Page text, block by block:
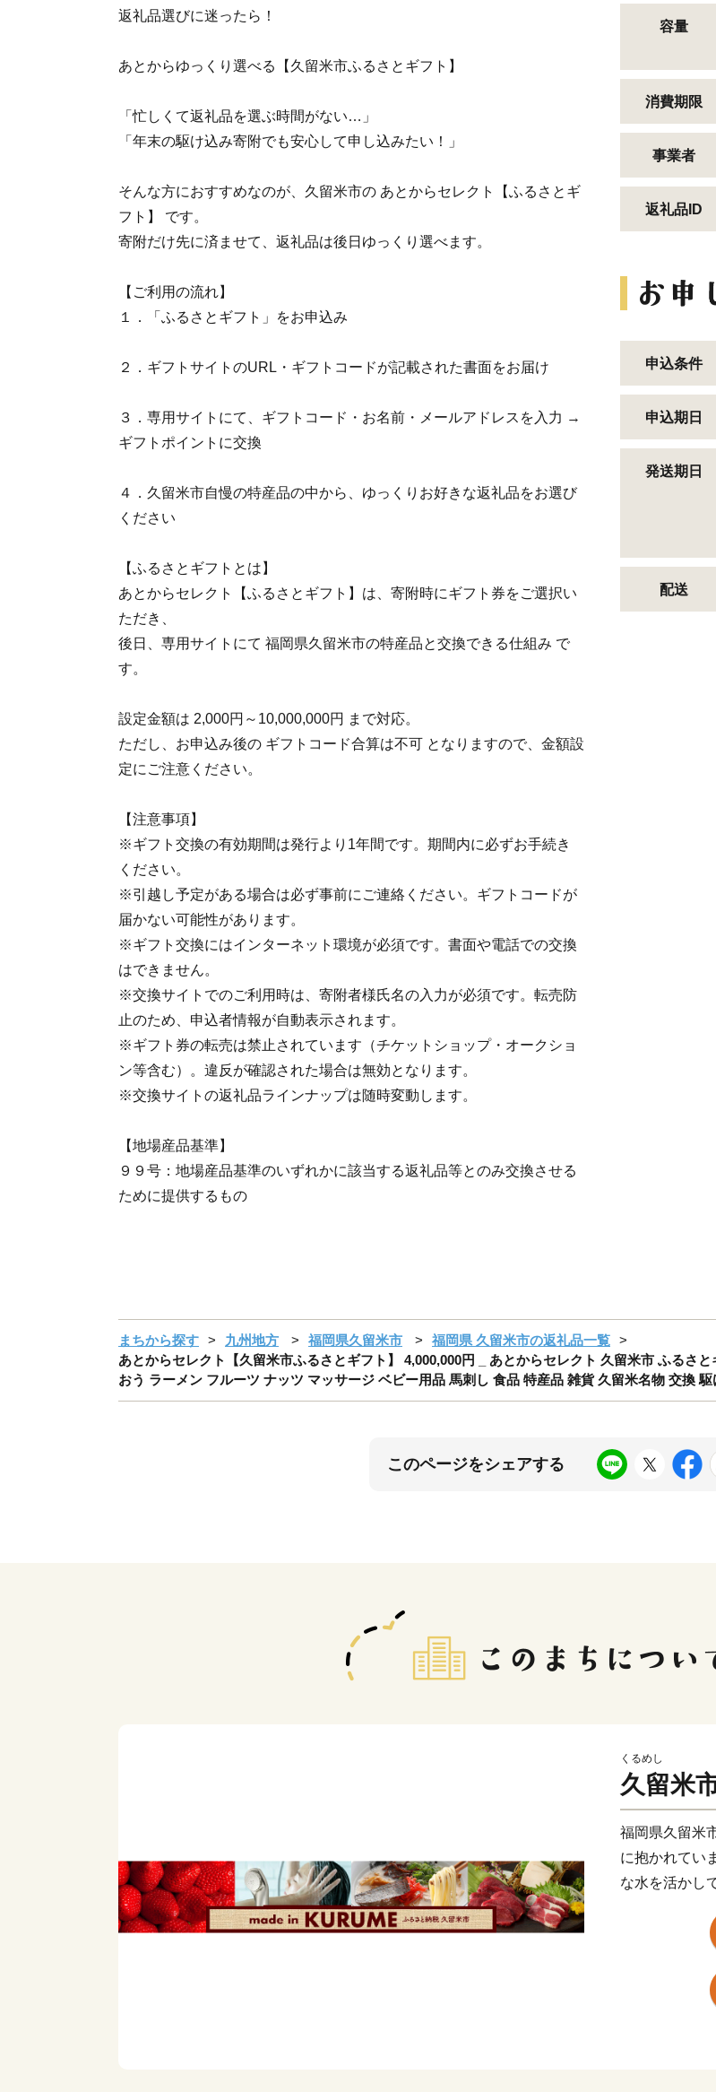
返礼品選びに迷ったら！
あとからゆっくり選べる【久留米市ふるさとギフト】
「忙しくて返礼品を選ぶ時間がない…」
「年末の駆け込み寄附でも安心して申し込みたい！」
そんな方におすすめなのが、久留米市の あとからセレクト【ふるさとギ
フト】 です。
寄附だけ先に済ませて、返礼品は後日ゆっくり選べます。
【ご利用の流れ】
１．「ふるさとギフト」をお申込み
２．ギフトサイトのURL・ギフトコードが記載された書面をお届け
３．専用サイトにて、ギフトコード・お名前・メールアドレスを入力 →
ギフトポイントに交換
４．久留米市自慢の特産品の中から、ゆっくりお好きな返礼品をお選び
ください
【ふるさとギフトとは】
あとからセレクト【ふるさとギフト】は、寄附時にギフト券をご選択い
ただき、
後日、専用サイトにて 福岡県久留米市の特産品と交換できる仕組み で
す。
設定金額は 2,000円～10,000,000円 まで対応。
ただし、お申込み後の ギフトコード合算は不可 となりますので、金額設
定にご注意ください。
【注意事項】
※ギフト交換の有効期間は発行より1年間です。期間内に必ずお手続き
ください。
※引越し予定がある場合は必ず事前にご連絡ください。ギフトコードが
届かない可能性があります。
※ギフト交換にはインターネット環境が必須です。書面や電話での交換
はできません。
※交換サイトでのご利用時は、寄附者様氏名の入力が必須です。転売防
止のため、申込者情報が自動表示されます。
※ギフト券の転売は禁止されています（チケットショップ・オークショ
ン等含む）。違反が確認された場合は無効となります。
※交換サイトの返礼品ラインナップは随時変動します。
【地場産品基準】
９９号：地場産品基準のいずれかに該当する返礼品等とのみ交換させる
ために提供するもの
容量
消費期限
事業者
返礼品ID
申込条件
申込期日
発送期日
配送
まちから探す 九州地方 福岡県久留米市
福岡県 久留米市の返礼品一覧
あとからセレクト【久留米市ふるさとギフト】 4,000,000円 _ あとからセレクト 久留米市 ふるさ
おう ラーメン フルーツ ナッツ マッサージ ベビー用品 馬刺し 食品 特産品 雑貨 久留米名物 交換
このページをシェアする
くるめし
久留米
福岡県久留米
に抱かれてい
な水を活かし
また、明治以
メーカーとし
的タイヤメー
として発展し
その発展の過
支えるとと